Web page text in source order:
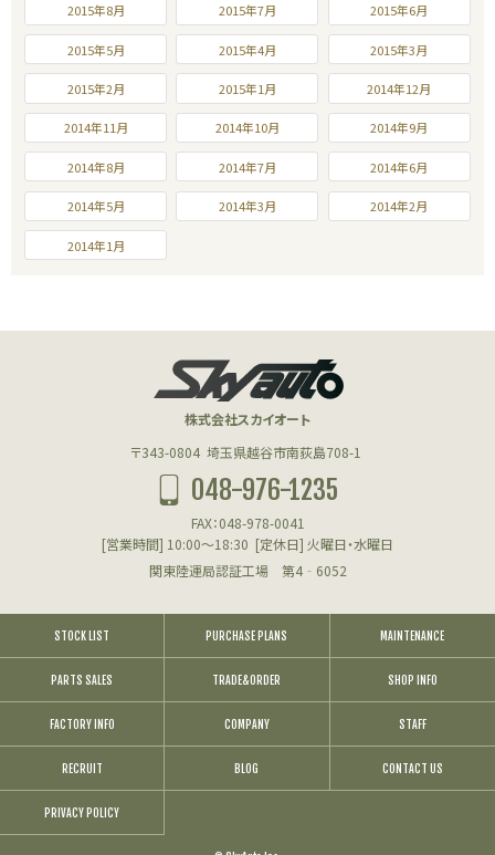
2015年8月 2015年7月 2015年6月
2015年5月 2015年4月 2015年3月
2015年2月 2015年1月 2014年12月
2014年11月 2014年10月 2014年9月
2014年8月 2014年7月 2014年6月
2014年5月 2014年3月 2014年2月
2014年1月
株式会社スカイオート
〒343-0804 埼玉県越谷市南荻島708-1
048-976-1235
FAX：048-978-0041
[営業時間] 10:00～18:30 [定休日] 火曜日・水曜日
関東陸運局認証工場 第4‐6052
STOCK LIST PURCHASE PLANS MAINTENANCE
PARTS SALES TRADE&ORDER SHOP INFO
FACTORY INFO COMPANY STAFF
RECRUIT BLOG CONTACT US
PRIVACY POLICY